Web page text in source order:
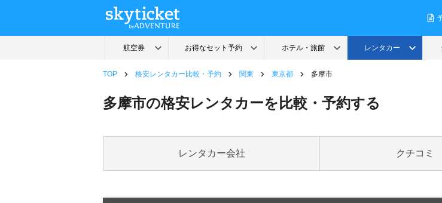
TOP 格安レンタカー比較・予約 関東 東京都 多摩市
多摩市の格安レンタカーを比較・予約する
レンタカー会社 クチコミ